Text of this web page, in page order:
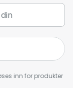
inn for produkter